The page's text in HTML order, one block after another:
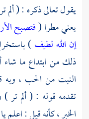
يقول تعالى ذكره : ( ألم
يعني مطرا (فتصبح
إن الله لطيف)
ذلك من ابتداع ما
النبت من الحب ،
تقدمه قوله : ( ألم تر
الخبر ، كأنه قيل : اعلم